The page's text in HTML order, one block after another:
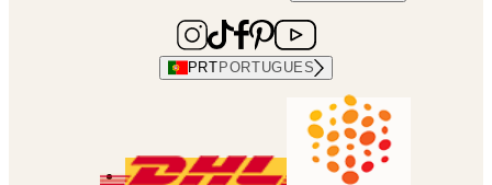
PRT PORTUGUES